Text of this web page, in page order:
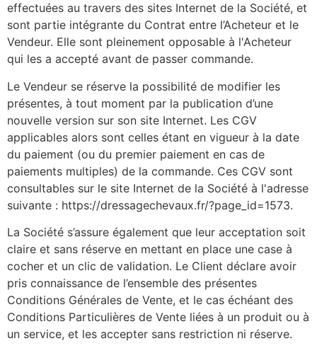
effectuées au travers des sites Internet de la Société, et
sont partie intégrante du Contrat entre l’Acheteur et le
Vendeur. Elle sont pleinement opposable à l'Acheteur
qui les a accepté avant de passer commande.
Le Vendeur se réserve la possibilité de modifier les
présentes, à tout moment par la publication d’une
nouvelle version sur son site Internet. Les CGV
applicables alors sont celles étant en vigueur à la date
du paiement (ou du premier paiement en cas de
paiements multiples) de la commande. Ces CGV sont
consultables sur le site Internet de la Société à l'adresse
suivante : https://dressagechevaux.fr/?page_id=1573.
La Société s’assure également que leur acceptation soit
claire et sans réserve en mettant en place une case à
cocher et un clic de validation. Le Client déclare avoir
pris connaissance de l’ensemble des présentes
Conditions Générales de Vente, et le cas échéant des
Conditions Particulières de Vente liées à un produit ou à
un service, et les accepter sans restriction ni réserve.